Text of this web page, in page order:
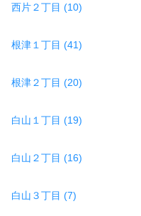
西片２丁目 (10)
根津１丁目 (41)
根津２丁目 (20)
白山１丁目 (19)
白山２丁目 (16)
白山３丁目 (7)